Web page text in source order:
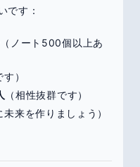
です：
（ノート500個以上あ
す）
（相性抜群です）
未来を作りましょう）